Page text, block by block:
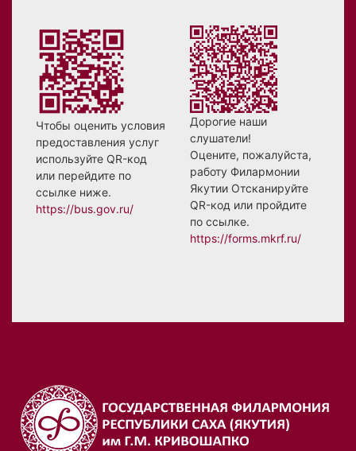
Чтобы оценить условия
предоставления услуг
используйте QR-код
или перейдите по
ссылке ниже.
https://bus.gov.ru/
Дорогие наши
слушатели!
Оцените, пожалуйста,
работу Филармонии
Якутии Отсканируйте
QR-код или пройдите
по ссылке.
https://forms.mkrf.ru/